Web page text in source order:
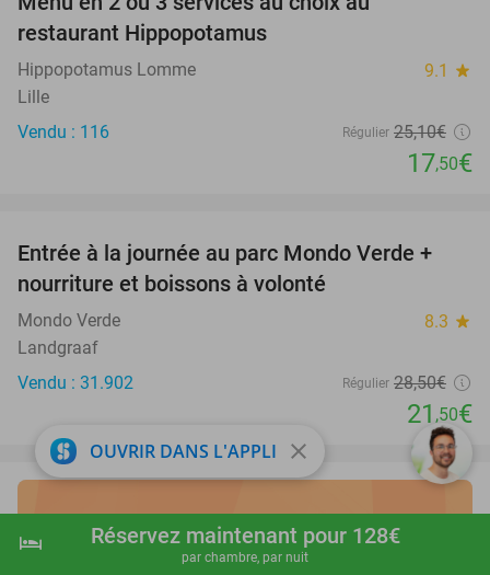
shopping_cart Réserver maintenant
hotel Réservez maintenant pour 128€
par chambre, par nuit
restaurant Hippopotamus
Hippopotamus Lomme 9.1 star
Lille
Vendu : 116
Régulier 25,10€
17,50€
25%
Entrée à la journée au parc Mondo Verde +
nourriture et boissons à volonté
Mondo Verde 8.3 star
Landgraaf
Vendu : 31.902
Régulier 28,50€
21 ,50€
Découvrez les meilleurs
OUVRIR DANS L'APPLI close